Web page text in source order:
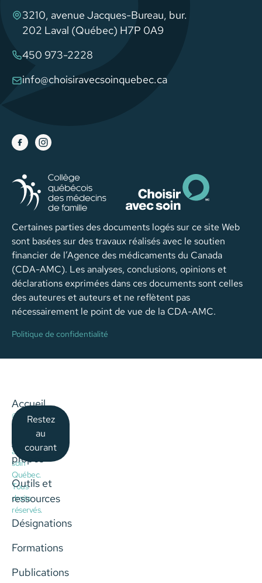
3210, avenue Jacques-Bureau, bur.
202 Laval (Québec) H7P 0A9
450 973-2228
info@choisiravecsoinquebec.ca
Certaines parties des documents logés sur ce site Web
sont basées sur des travaux réalisés avec le soutien
financier de l’Agence des médicaments du Canada
(CDA-AMC). Les analyses, conclusions, opinions et
déclarations exprimées dans ces documents sont celles
des auteures et auteurs et ne reflètent pas
nécessairement le point de vue de la CDA-AMC.
Politique de confidentialité
Accueil
–
À
propos
Outils et
ressources
Désignations
Formations
Publications
©
avec
soin
Québec.
Tous
droits
réservés.
Restez
au
courant